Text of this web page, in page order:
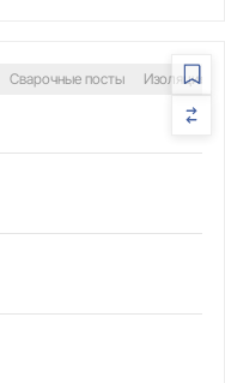
Сварочные посты Изоляция